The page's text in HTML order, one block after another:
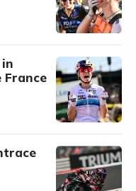
France